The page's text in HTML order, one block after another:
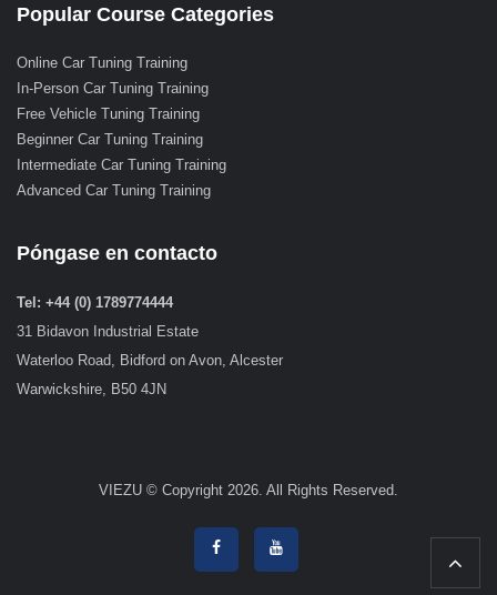
Popular Course Categories
Online Car Tuning Training
In-Person Car Tuning Training
Free Vehicle Tuning Training
Beginner Car Tuning Training
Intermediate Car Tuning Training
Advanced Car Tuning Training
Póngase en contacto
Tel: +44 (0) 1789774444
31 Bidavon Industrial Estate
Waterloo Road, Bidford on Avon, Alcester
Warwickshire, B50 4JN
VIEZU © Copyright 2026. All Rights Reserved.